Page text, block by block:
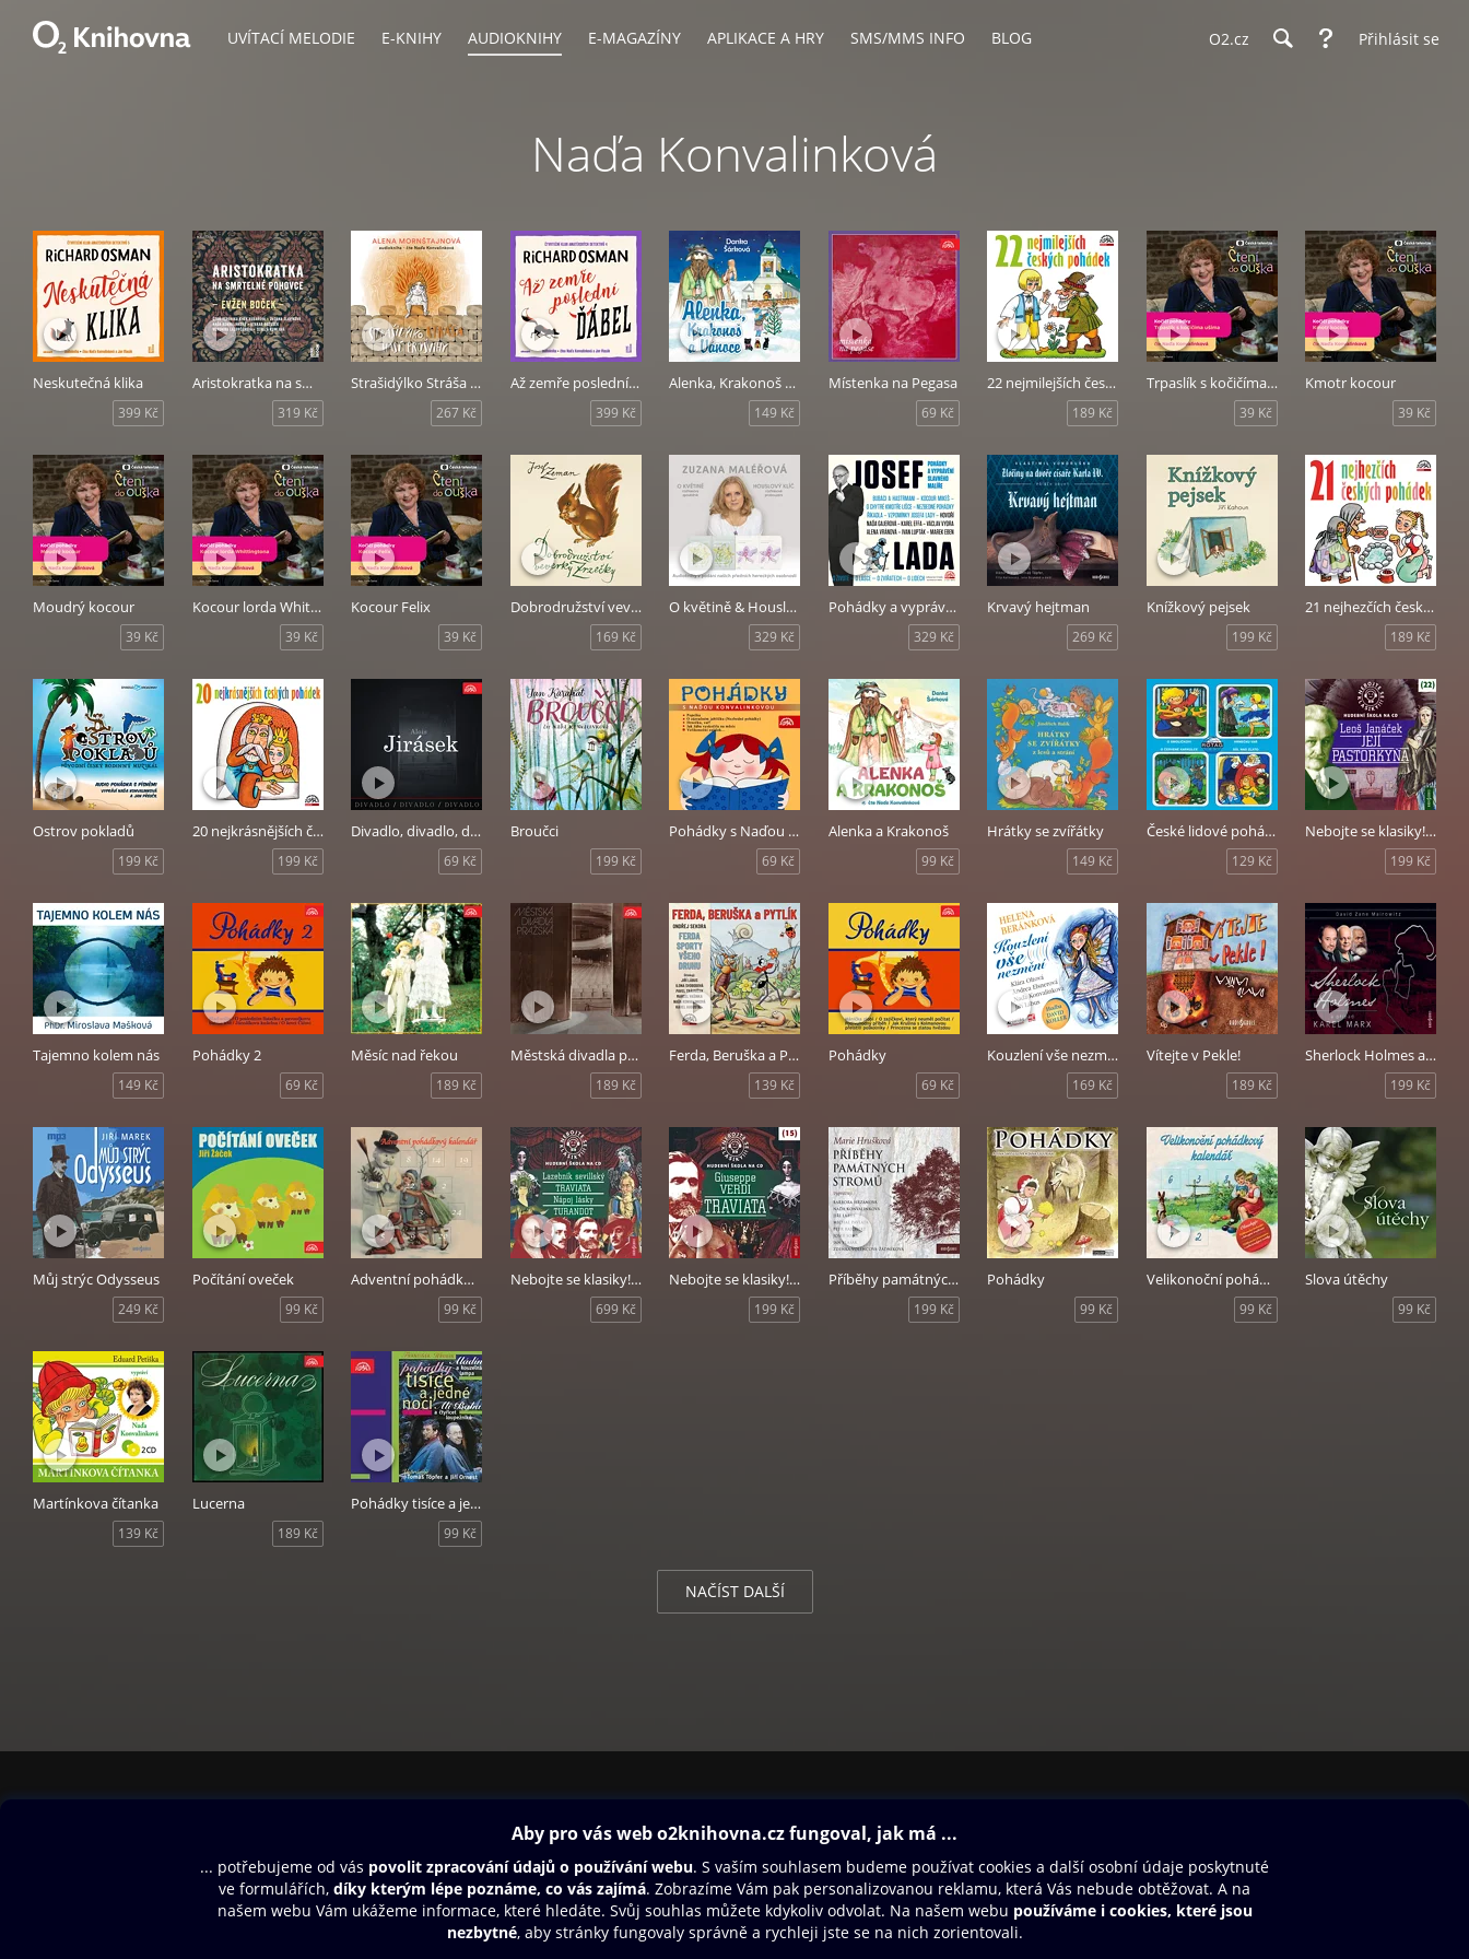
UVÍTACÍ MELODIE E-KNIHY AUDIOKNIHY E-MAGAZÍNY APLIKACE A HRY SMS/MMS INFO BLOG O2.cz Přihlásit se
Naďa Konvalinková
Neskutečná klika
399 Kč
Aristokratka na smrtelné pohovce
319 Kč
Strašidýlko Stráša hasí průšvihy
267 Kč
Až zemře poslední ďábel
399 Kč
Alenka, Krakonoš a Vánoce
149 Kč
Místenka na Pegasa
69 Kč
22 nejmilejších českých pohádek
189 Kč
Trpaslík s kočičíma ušima
39 Kč
Kmotr kocour
39 Kč
Moudrý kocour
39 Kč
Kocour lorda Whittingtona
39 Kč
Kocour Felix
39 Kč
Dobrodružství veverky Zrzečky
169 Kč
O květině & Houslový klíč
329 Kč
Pohádky a vyprávění slavného malíře
329 Kč
Krvavý hejtman
269 Kč
Knížkový pejsek
199 Kč
21 nejhezčích českých pohádek
189 Kč
Ostrov pokladů
199 Kč
20 nejkrásnějších českých pohádek
199 Kč
Divadlo, divadlo, divadlo - Alois Jirásek
69 Kč
Broučci
199 Kč
Pohádky s Naďou Konvalinkovou
69 Kč
Alenka a Krakonoš
99 Kč
Hrátky se zvířátky
149 Kč
České lidové pohádky 2
129 Kč
Nebojte se klasiky! Hudební škola 22 - Její pastorkyňa
199 Kč
Tajemno kolem nás
149 Kč
Pohádky 2
69 Kč
Měsíc nad řekou
189 Kč
Městská divadla pražská. K 30. výročí založení
189 Kč
Ferda, Beruška a Pytlík
139 Kč
Pohádky
69 Kč
Kouzlení vše nezmění
169 Kč
Vítejte v Pekle!
189 Kč
Sherlock Holmes a případ Karel Marx
199 Kč
Můj strýc Odysseus
249 Kč
Počítání oveček
99 Kč
Adventní pohádkový kalendář
99 Kč
Nebojte se klasiky! Hudební škola 13 - 16
699 Kč
Nebojte se klasiky! Hudební škola 15 - Traviata
199 Kč
Příběhy památných stromů
199 Kč
Pohádky
99 Kč
Velikonoční pohádkový kalendář
99 Kč
Slova útěchy
99 Kč
Martínkova čítanka
139 Kč
Lucerna
189 Kč
Pohádky tisíce a jedné noci
99 Kč
NAČÍST DALŠÍ
Aplikace a hry
SMS/MMS Info
Blog
Dárkový poukaz
Nápověda
Napište nám
Oneplay Originály
Sport